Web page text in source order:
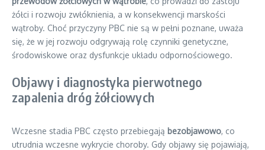
żółci i rozwoju zwłóknienia, a w konsekwencji marskości
wątroby. Choć przyczyny PBC nie są w pełni poznane, uważa
się, że w jej rozwoju odgrywają rolę czynniki genetyczne,
środowiskowe oraz dysfunkcje układu odpornościowego.
Objawy i diagnostyka pierwotnego
zapalenia dróg żółciowych
Wczesne stadia PBC często przebiegają bezobjawowo, co
utrudnia wczesne wykrycie choroby. Gdy objawy się pojawiają,